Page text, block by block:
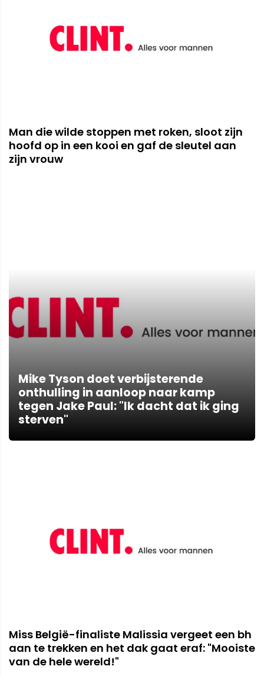
Man die wilde stoppen met roken, sloot zijn
hoofd op in een kooi en gaf de sleutel aan
zijn vrouw
Mike Tyson doet verbijsterende
onthulling in aanloop naar kamp
tegen Jake Paul: "Ik dacht dat ik ging
sterven"
Miss België-finaliste Malissia vergeet een bh
aan te trekken en het dak gaat eraf: "Mooiste
van de hele wereld!"